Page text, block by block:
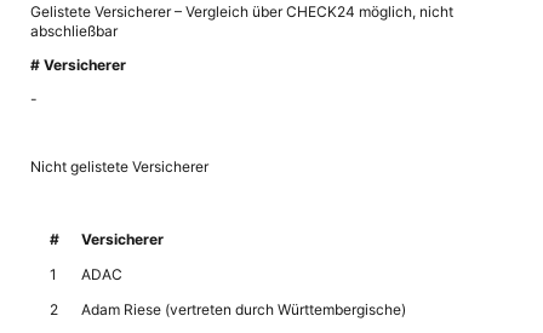
Gelistete Versicherer – Vergleich über CHECK24 möglich, nicht
abschließbar
# Versicherer
-
Nicht gelistete Versicherer
#
Versicherer
1
ADAC
2
Adam Riese (vertreten durch Württembergische)